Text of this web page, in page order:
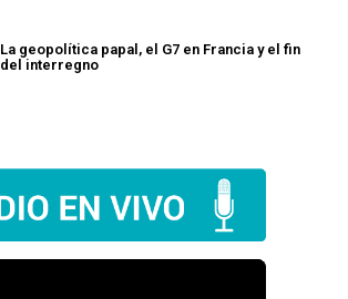
La geopolítica papal, el G7 en Francia y el fin
del interregno